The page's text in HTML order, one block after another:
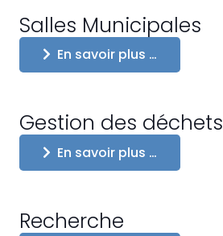
Salles Municipales
En savoir plus …
Gestion des déchets
En savoir plus …
Recherche